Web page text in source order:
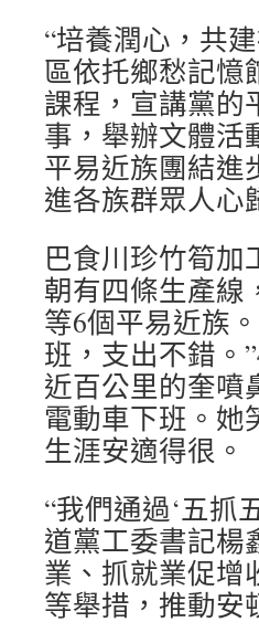
“培養潤心，共
區依托鄉愁記憶
課程，宣講黨的
事，舉辦文體活
平易近族團結進
進各族群眾人心
巴食川珍竹筍加
朝有四條生產線
等6個平易近族
班，支出不錯。
近百公里的奎噴
電動車下班。她
生涯安適得很。
“我們通過‘五抓
道黨工委書記楊
業、抓就業促增
等舉措，推動安